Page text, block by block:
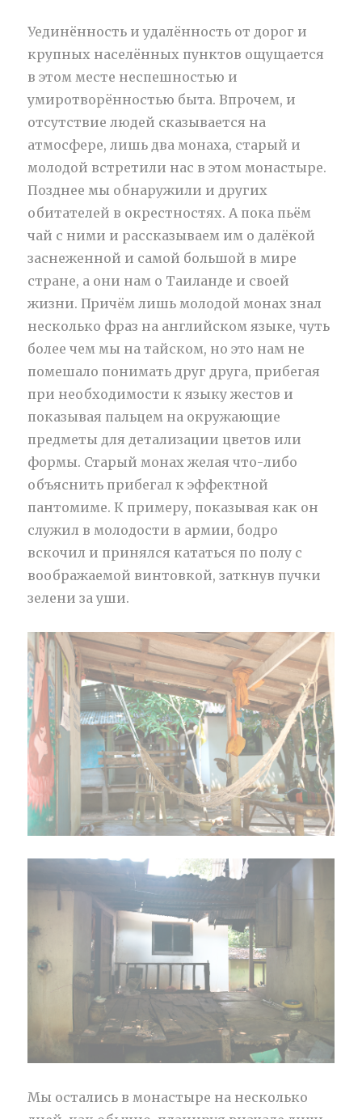
Уединённость и удалённость от дорог и
крупных населённых пунктов ощущается
в этом месте неспешностью и
умиротворённостью быта. Впрочем, и
отсутствие людей сказывается на
атмосфере, лишь два монаха, старый и
молодой встретили нас в этом монастыре.
Позднее мы обнаружили и других
обитателей в окрестностях. А пока пьём
чай с ними и рассказываем им о далёкой
заснеженной и самой большой в мире
стране, а они нам о Таиланде и своей
жизни. Причём лишь молодой монах знал
несколько фраз на английском языке, чуть
более чем мы на тайском, но это нам не
помешало понимать друг друга, прибегая
при необходимости к языку жестов и
показывая пальцем на окружающие
предметы для детализации цветов или
формы. Старый монах желая что-либо
объяснить прибегал к эффектной
пантомиме. К примеру, показывая как он
служил в молодости в армии, бодро
вскочил и принялся кататься по полу с
воображаемой винтовкой, заткнув пучки
зелени за уши.
Мы остались в монастыре на несколько